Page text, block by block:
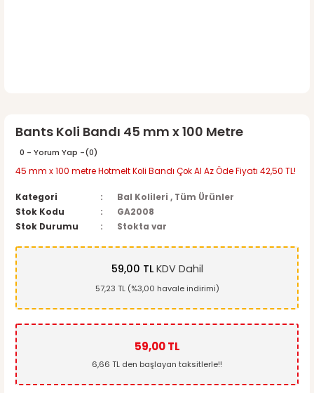
Bants Koli Bandı 45 mm x 100 Metre
0 - Yorum Yap -(0)
45 mm x 100 metre Hotmelt Koli Bandı Çok Al Az Öde Fiyatı 42,50 TL!
Kategori Bal Kolileri , Tüm Ürünler
Stok Kodu
GA2008
Stok Durumu
Stokta var
59,00 TLKDV Dahil
57,23 TL (%3,00 havale indirimi)
59,00 TL
6,66 TL den başlayan taksitlerle!!